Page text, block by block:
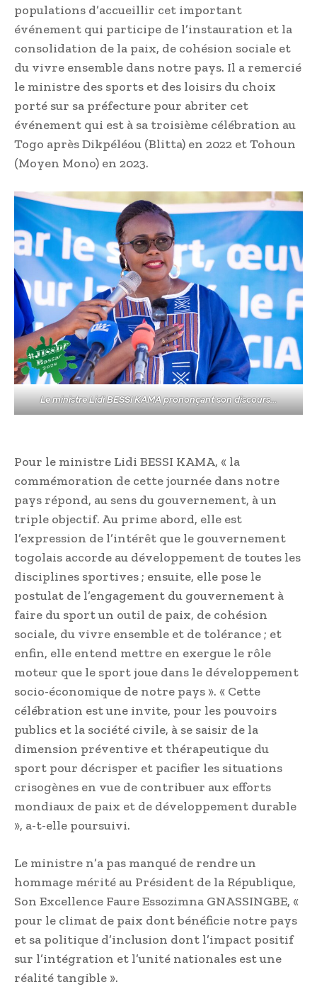
populations d’accueillir cet important
événement qui participe de l’instauration et la
consolidation de la paix, de cohésion sociale et
du vivre ensemble dans notre pays. Il a remercié
le ministre des sports et des loisirs du choix
porté sur sa préfecture pour abriter cet
événement qui est à sa troisième célébration au
Togo après Dikpéléou (Blitta) en 2022 et Tohoun
(Moyen Mono) en 2023.
Le ministre Lidi BESSI KAMA prononçant son discours…
Pour le ministre Lidi BESSI KAMA, « la
commémoration de cette journée dans notre
pays répond, au sens du gouvernement, à un
triple objectif. Au prime abord, elle est
l’expression de l’intérêt que le gouvernement
togolais accorde au développement de toutes les
disciplines sportives ; ensuite, elle pose le
postulat de l’engagement du gouvernement à
faire du sport un outil de paix, de cohésion
sociale, du vivre ensemble et de tolérance ; et
enfin, elle entend mettre en exergue le rôle
moteur que le sport joue dans le développement
socio-économique de notre pays ». « Cette
célébration est une invite, pour les pouvoirs
publics et la société civile, à se saisir de la
dimension préventive et thérapeutique du
sport pour décrisper et pacifier les situations
crisogènes en vue de contribuer aux efforts
mondiaux de paix et de développement durable
», a-t-elle poursuivi.
Le ministre n’a pas manqué de rendre un
hommage mérité au Président de la République,
Son Excellence Faure Essozimna GNASSINGBE, «
pour le climat de paix dont bénéficie notre pays
et sa politique d’inclusion dont l’impact positif
sur l’intégration et l’unité nationales est une
réalité tangible ».